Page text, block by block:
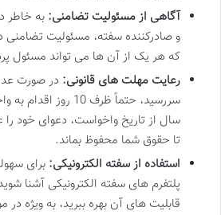
آگاهی از مسئولیت تضامنی: به خاطر
و صادرکننده سفته، مسئولیت تضامنی
که هر یک از آن ها می تواند مسئول
رعایت مهلت های قانونی: در صورت
سال از تاریخ واخواست، دعوای خود را
تا حقوق شما محفوظ بماند.
استفاده از سفته الکترونیکی: برای
پلتفرم های سفته الکترونیکی آشنا
قابلیت های آن بهره ببرید، به ویژه